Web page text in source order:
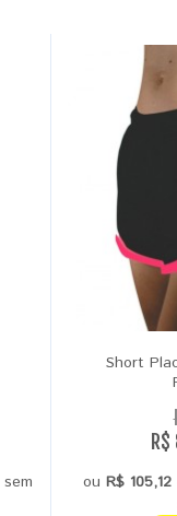
sem
Short
ou R$ 105,12